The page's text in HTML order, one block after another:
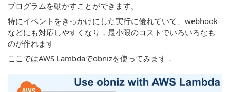
プログラムを動かすことができます。
特にイベントをきっかけにした実行に優れていて、webhook
などにも対応しやすくなり，最小限のコストでいろいろなも
のが作れます
ここではAWS Lambdaでobnizを使ってみます．